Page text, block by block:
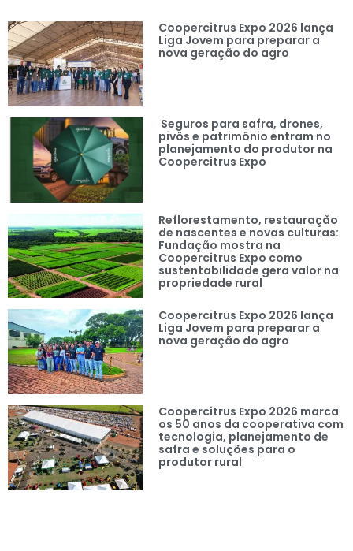
Coopercitrus Expo 2026 lança
Liga Jovem para preparar a
nova geração do agro
Seguros para safra, drones,
pivôs e patrimônio entram no
planejamento do produtor na
Coopercitrus Expo
Reflorestamento, restauração
de nascentes e novas culturas:
Fundação mostra na
Coopercitrus Expo como
sustentabilidade gera valor na
propriedade rural
Coopercitrus Expo 2026 lança
Liga Jovem para preparar a
nova geração do agro
Coopercitrus Expo 2026 marca
os 50 anos da cooperativa com
tecnologia, planejamento de
safra e soluções para o
produtor rural